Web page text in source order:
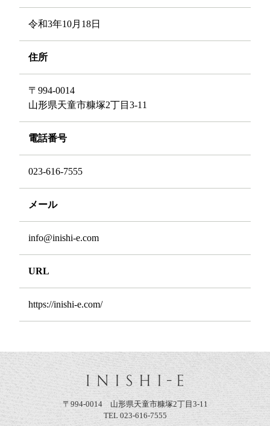
令和3年10月18日
住所
〒994-0014
山形県天童市糠塚2丁目3-11
電話番号
023-616-7555
メール
info@inishi-e.com
URL
https://inishi-e.com/
〒994-0014 山形県天童市糠塚2丁目3-11
TEL 023-616-7555